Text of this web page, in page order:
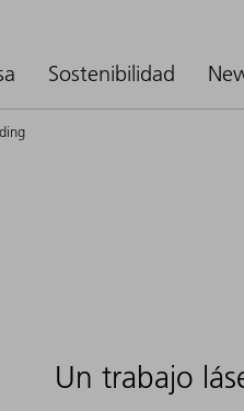
Sostenibilidad
Un trabajo